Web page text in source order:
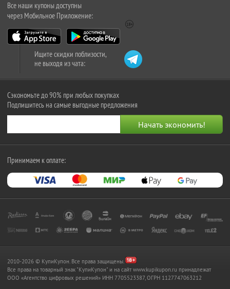
Все наши купоны доступны
через Мобильное Приложение:
Ищите скидки поблизости,
не выходя из чата:
Сэкономьте до 90% при любых покупках
Подпишитесь на самые выгодные предложения
Принимаем к оплате:
2010-2026 © КупиКупон. Все права защищены.
Все права на товарный знак "КупиКупон" и на сайт www.kupikupon.ru принадлежат
OOO «Агентство цифровых решений» ИНН 7705523387, ОГРН 1127747063212